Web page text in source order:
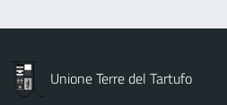
Unione Terre del Tartufo